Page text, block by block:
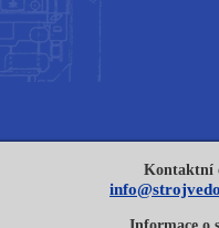
Kontaktní